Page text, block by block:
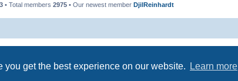
get the best experience on our website. Learn more
• Total members 2975 • Our newest member DjilReinhardt